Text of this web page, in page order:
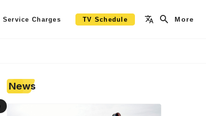
Service Charges TV Schedule More
News